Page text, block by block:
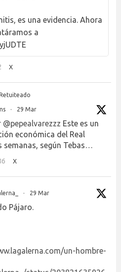
es una evidencia. Ahora
a
X
· 29 Mar
@pepealvarezzz Este es un
económica del Real
semanas, según Tebas…
X
· 29 Mar
Pájaro.
un-hombre-